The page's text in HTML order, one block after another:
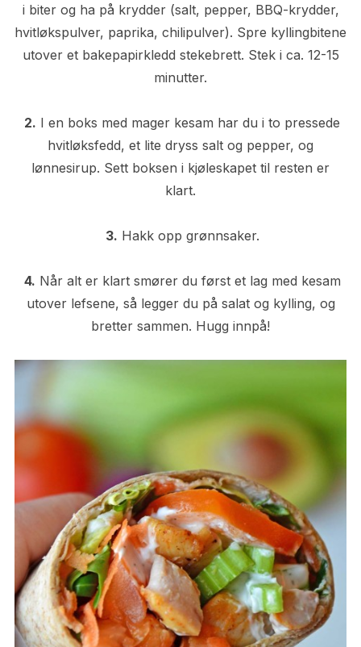
i biter og ha på krydder (salt, pepper, BBQ-krydder,
hvitløkspulver, paprika, chilipulver). Spre kyllingbitene
utover et bakepapirkledd stekebrett. Stek i ca. 12-15
minutter.
2. I en boks med mager kesam har du i to pressede
hvitløksfedd, et lite dryss salt og pepper, og
lønnesirup. Sett boksen i kjøleskapet til resten er
klart.
3. Hakk opp grønnsaker.
4. Når alt er klart smører du først et lag med kesam
utover lefsene, så legger du på salat og kylling, og
bretter sammen. Hugg innpå!